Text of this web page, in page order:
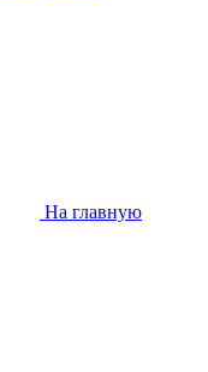
На главную